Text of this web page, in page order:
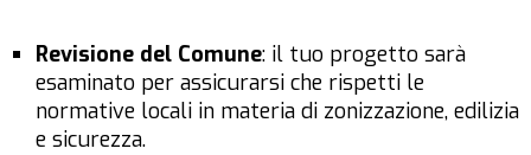
Revisione del Comune: il tuo progetto sarà
esaminato per assicurarsi che rispetti le
normative locali in materia di zonizzazione, edilizia
e sicurezza.